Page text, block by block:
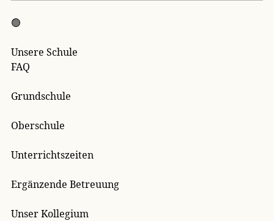
🟢
Unsere Schule
FAQ
Grundschule
Oberschule
Unterrichtszeiten
Ergänzende Betreuung
Unser Kollegium